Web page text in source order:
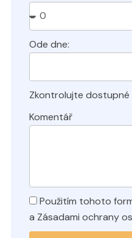
Ode dne:
Zkontrolujte dostupné
Komentář
Použitím tohoto
a Zásadami ochrany